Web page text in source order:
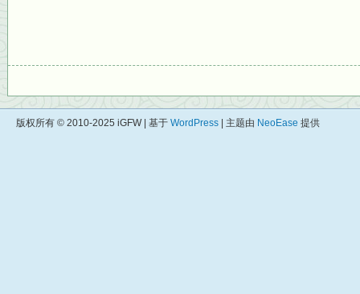
版权所有 © 2010-2025 iGFW | 基于 WordPress | 主题由 NeoEase 提供